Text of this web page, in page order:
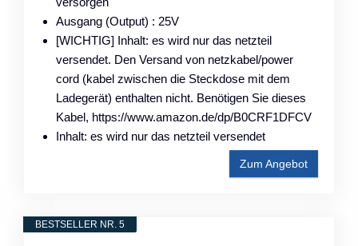
Ausgang (Output) : 25V
[WICHTIG] Inhalt: es wird nur das netzteil
versendet. Den Versand von netzkabel/power
cord (kabel zwischen die Steckdose mit dem
Ladegerät) enthalten nicht. Benötigen Sie dieses
Kabel, https://www.amazon.de/dp/B0CRF1DFCV
Inhalt: es wird nur das netzteil versendet
Zum Angebot
BESTSELLER NR. 5